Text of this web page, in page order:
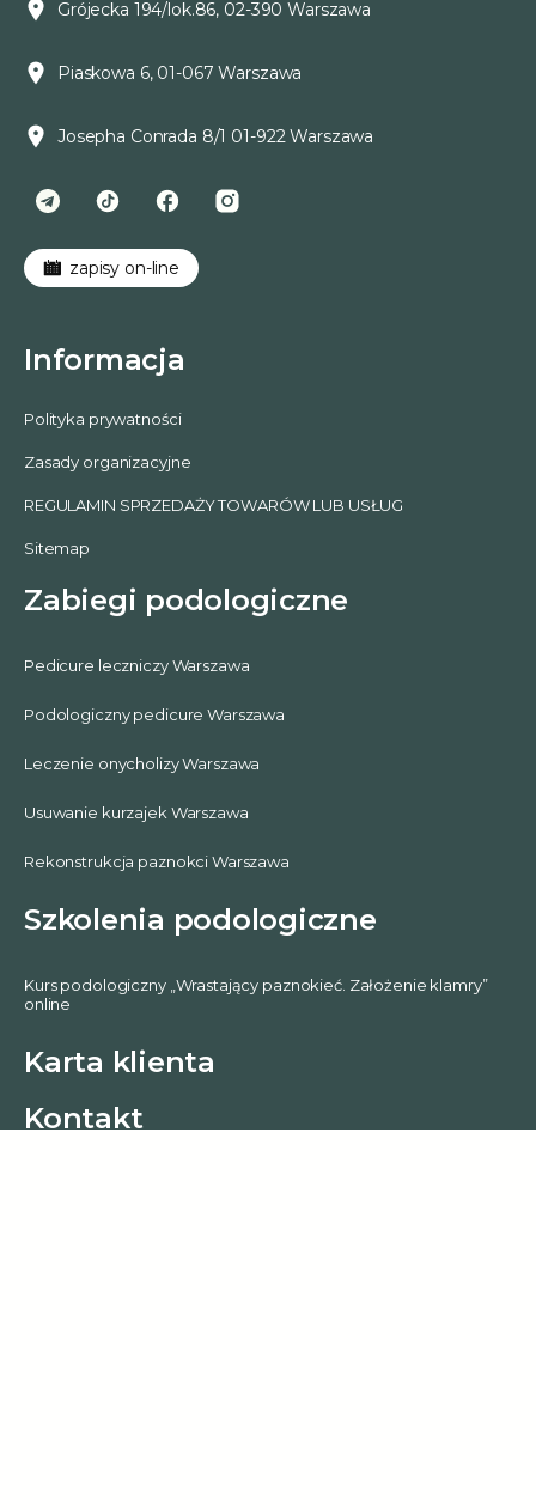
Informacja
Polityka prywatności
Zasady organizacyjne
REGULAMIN SPRZEDAŻY TOWARÓW LUB USŁUG
Sitemap
Zabiegi podologiczne
Pedicure leczniczy Warszawa
Podologiczny pedicure Warszawa
Leczenie onycholizy Warszawa
Usuwanie kurzajek Warszawa
Rekonstrukcja paznokci Warszawa
Szkolenia podologiczne
Kurs podologiczny „Wrastający paznokieć. Założenie klamry”
online
Karta klienta
Kontakt
Grójecka 194/lok.86, 02-390 Warszawa
Piaskowa 6, 01-067 Warszawa
Josepha Conrada 8/1 01-922 Warszawa
zapisy on-line